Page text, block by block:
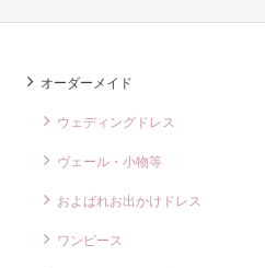
オーダーメイド
ウェディングドレス
ヴェール・小物等
およばれお出かけドレス
ワンピース